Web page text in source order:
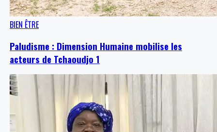
BIEN ÊTRE
Paludisme : Dimension Humaine mobilise les
acteurs de Tchaoudjo 1